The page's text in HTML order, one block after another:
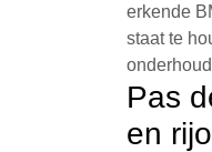
erkende
staat te
Pas
en